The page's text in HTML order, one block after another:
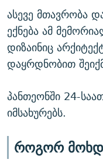
ასევე მთავრობა
ექნება ამ
დიზაინიც
დაყრდნობით
პანთეონში 24-
იმსახურებს.
როგორ